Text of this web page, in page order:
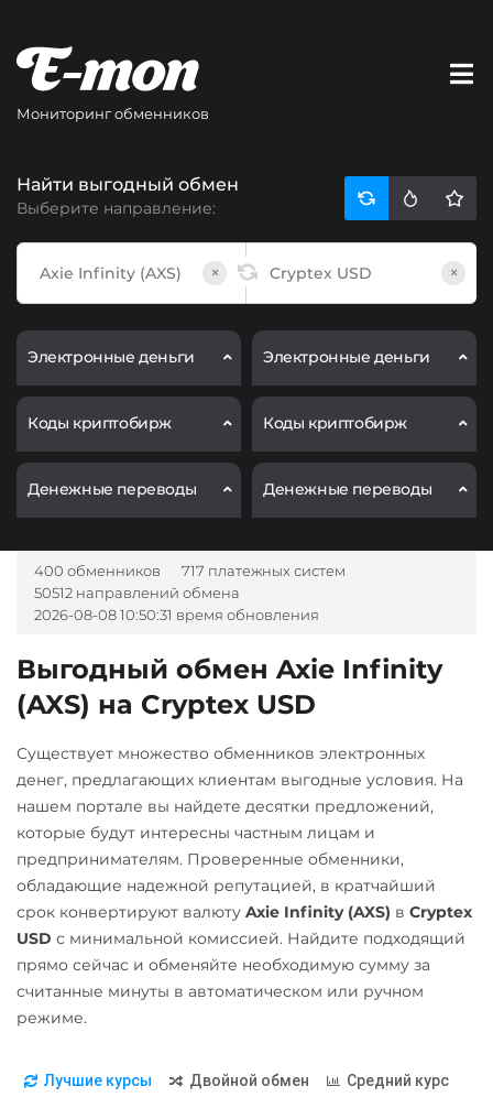
Мониторинг обменников
Найти выгодный обмен
Выберите направление:
× ×
Электронные деньги
Коды криптобирж
Денежные переводы
Электронные деньги
Коды криптобирж
Денежные переводы
400 обменников
717 платежных систем
50512 направлений обмена
2026-08-08 10:50:31 время обновления
Выгодный обмен Axie Infinity
(AXS) на Cryptex USD
Существует множество обменников электронных
денег, предлагающих клиентам выгодные условия. На
нашем портале вы найдете десятки предложений,
которые будут интересны частным лицам и
предпринимателям. Проверенные обменники,
обладающие надежной репутацией, в кратчайший
срок конвертируют валюту Axie Infinity (AXS) в Cryptex
USD с минимальной комиссией. Найдите подходящий
прямо сейчас и обменяйте необходимую сумму за
считанные минуты в автоматическом или ручном
режиме.
Лучшие курсы Двойной обмен Средний курс